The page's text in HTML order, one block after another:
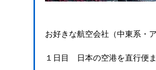
お好きな航空会社（中東系・
１日目 日本の空港を直行便